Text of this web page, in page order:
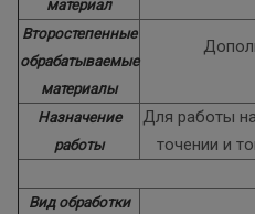
материал
Второстепенные
обрабатываемые
материалы
Назначение
работы
Для работы
точении и
Вид обработки